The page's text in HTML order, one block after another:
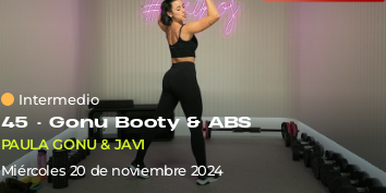
Intermedio
45 ·Gonu Booty & ABS
PAULA GONU & JAVI
miércoles 20 de noviembre 2024